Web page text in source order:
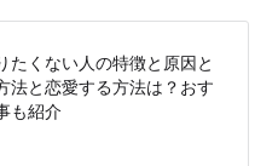
たくない人の特徴と原因と
法と恋愛する方法は？おす
も紹介